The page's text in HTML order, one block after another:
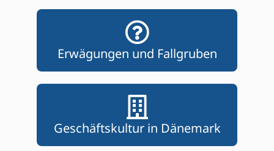
Erwägungen und Fallgruben
Geschäftskultur in Dänemark